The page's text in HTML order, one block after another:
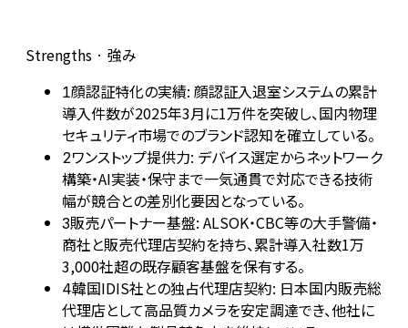
Strengths · 強み
1顔認証特化の実績: 顔認証入退室システムの累計
導入件数が2025年3月に1万件を突破し、国内物理
セキュリティ市場でのブランド認知を確立している。
2ワンストップ提供力: デバイス選定からネットワーク
構築・AI実装・保守まで一気通貫で対応できる技術
幅が競合との差別化要因となっている。
3販売パートナー基盤: ALSOK・CBC等の大手警備・
商社と販売代理店契約を持ち、累計導入社数1万
3,000社超の既存顧客基盤を保有する。
4韓国IDIS社との独占代理店契約: 日本国内販売総
代理店として高品質カメラを安定調達でき、他社に